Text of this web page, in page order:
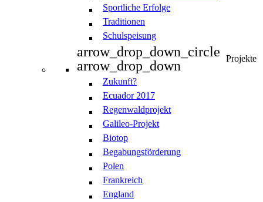
Sportliche Erfolge
Traditionen
Schulspeisung
arrow_drop_down_circle
arrow_drop_down
Projekte
Zukunft?
Ecuador 2017
Regenwaldprojekt
Galileo-Projekt
Biotop
Begabungsförderung
Polen
Frankreich
England